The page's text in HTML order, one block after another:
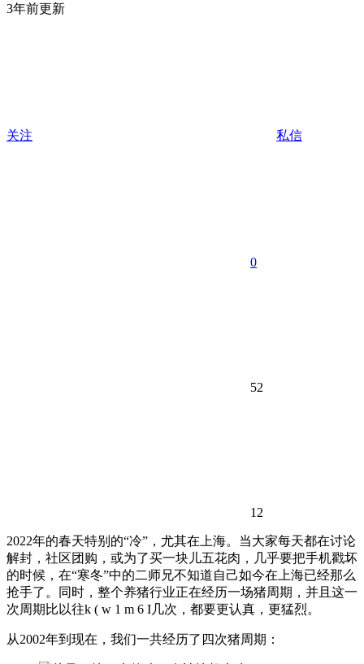
3年前更新
关注 私信
0
52
12
2022年的春天特别的“冷”，尤其在上海。当大家每天都在讨论
解封，社区团购，或为了买一块儿五花肉，几乎要把手机戳坏
的时候，在“寒冬”中的二师兄不知道自己如今在上海已经那么
抢手了。同时，整个养猪行业正在经历一场猪周期，并且这一
次周期比以往k ( w 1 m 6 I几次，都要更认真，更猛烈。
从2002年到现在，我们一共经历了四次猪周期：